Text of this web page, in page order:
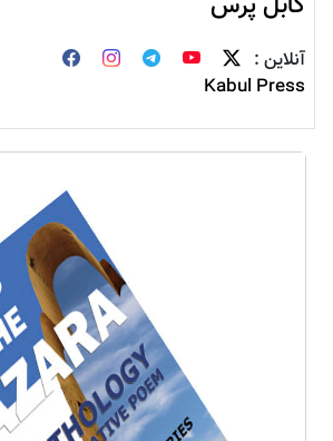
آنلاین :
Kabul Press